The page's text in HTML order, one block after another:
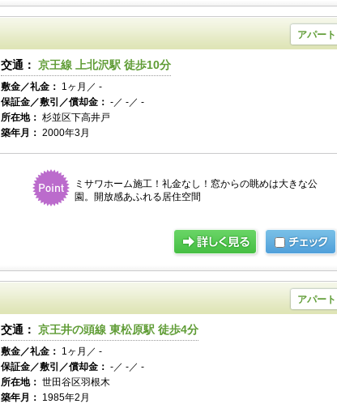
アパート
交通： 京王線 上北沢駅 徒歩10分
敷金／礼金： 1ヶ月／ -
保証金／敷引／償却金： -／ -／ -
所在地： 杉並区下高井戸
築年月： 2000年3月
ミサワホーム施工！礼金なし！窓からの眺めは大きな公
園。開放感あふれる居住空間
アパート
交通： 京王井の頭線 東松原駅 徒歩4分
敷金／礼金： 1ヶ月／ -
保証金／敷引／償却金： -／ -／ -
所在地： 世田谷区羽根木
築年月： 1985年2月